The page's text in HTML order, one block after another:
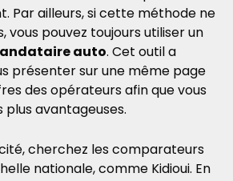
Par ailleurs, si cette méthode ne
vous pouvez toujours utiliser un
auto. Cet outil a
présenter sur une même page
des opérateurs afin que vous
plus avantageuses.
cherchez les comparateurs
nationale, comme Kidioui. En